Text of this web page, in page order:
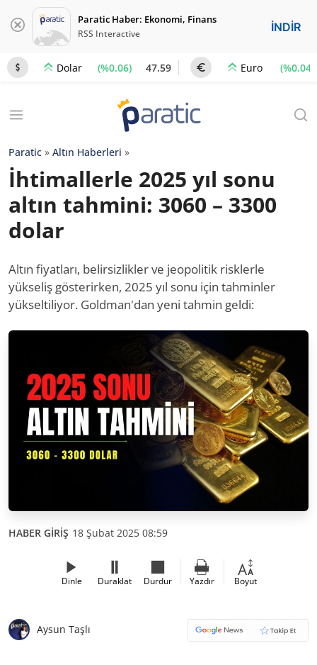
Paratic Haber: Ekonomi, Finans
RSS Interactive İNDİR
Dolar (%0.06) 47.59 Euro (%0.04)
Paratic » Altın Haberleri »
İhtimallerle 2025 yıl sonu
altın tahmini: 3060 – 3300
dolar
Altın fiyatları, belirsizlikler ve jeopolitik risklerle
yükseliş gösterirken, 2025 yıl sonu için tahminler
yükseltiliyor. Goldman'dan yeni tahmin geldi:
HABER GİRİŞ 18 Şubat 2025 08:59
Dinle Duraklat Durdur Yazdır Boyut
Aysun Taşlı